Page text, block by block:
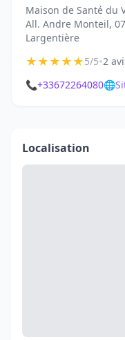
Maison de Santé du
All. Andre Monteil,
Largentière
★★★★★5/5•2
📞+33672264080🌐
Localisation